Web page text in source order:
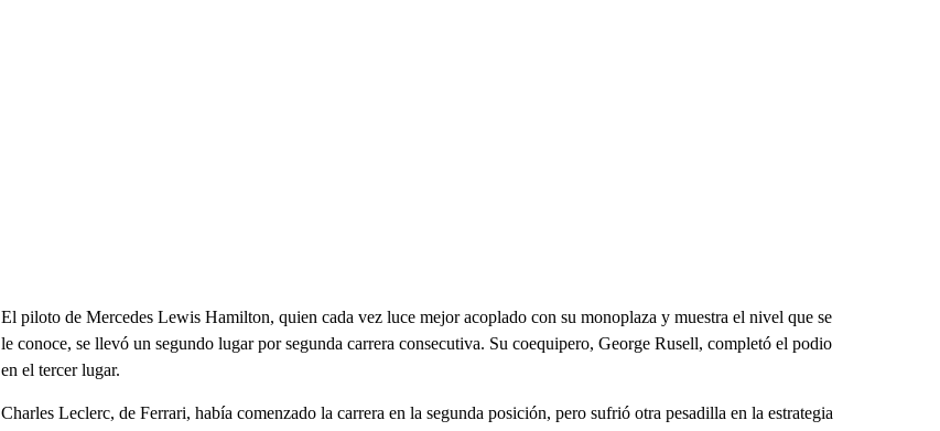
El piloto de Mercedes Lewis Hamilton, quien cada vez luce mejor acoplado con su monoplaza y muestra el nivel que se
le conoce, se llevó un segundo lugar por segunda carrera consecutiva. Su coequipero, George Rusell, completó el podio
en el tercer lugar.
Charles Leclerc, de Ferrari, había comenzado la carrera en la segunda posición, pero sufrió otra pesadilla en la estrategia